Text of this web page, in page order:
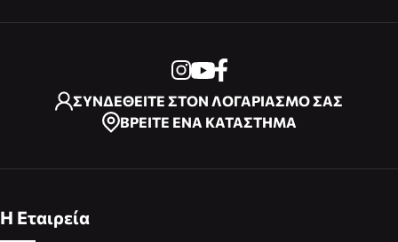
ΣΥΝΔΕΘΕΙΤΕ ΣΤΟΝ ΛΟΓΑΡΙΑΣΜΟ ΣΑΣ
ΒΡΕΙΤΕ ΕΝΑ ΚΑΤΑΣΤΗΜΑ
Η Εταιρεία